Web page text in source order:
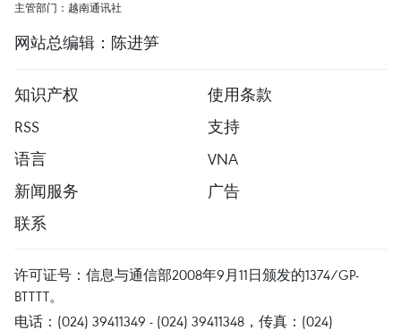
主管部门：越南通讯社
网站总编辑：陈进笋
知识产权
使用条款
RSS
支持
语言
VNA
新闻服务
广告
联系
许可证号：信息与通信部2008年9月11日颁发的1374/GP-
BTTTT。
电话：(024) 39411349 - (024) 39411348，传真：(024)